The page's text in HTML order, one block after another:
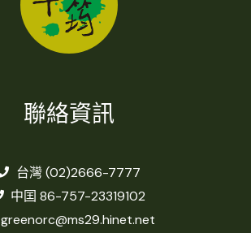
聯絡資訊
台灣 (02)2666-7777
中囯 86-757-23319102
greenorc@ms29.hinet.net